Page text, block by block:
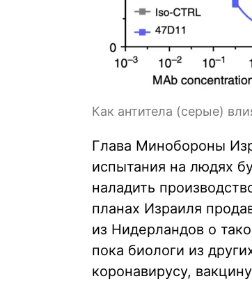
Как антитела (серые)
Глава Минобороны
испытания на людях
наладить
планах Израиля
из Нидерландов о
пока биологи из
коронавирусу,